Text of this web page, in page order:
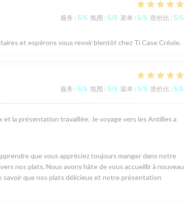
服务 : 5/5 氛围 : 5/5 菜单 : 5/5 质价比 : 5/5
et espérons vous revoir bientôt chez Ti Case Créole.
服务 : 5/5 氛围 : 5/5 菜单 : 5/5 质价比 : 5/5
la présentation travaillée. Je voyage vers les Antilles a
que vous appréciez toujours manger dans notre
nos plats. Nous avons hâte de vous accueillir à nouveau
que nos plats délicieux et notre présentation